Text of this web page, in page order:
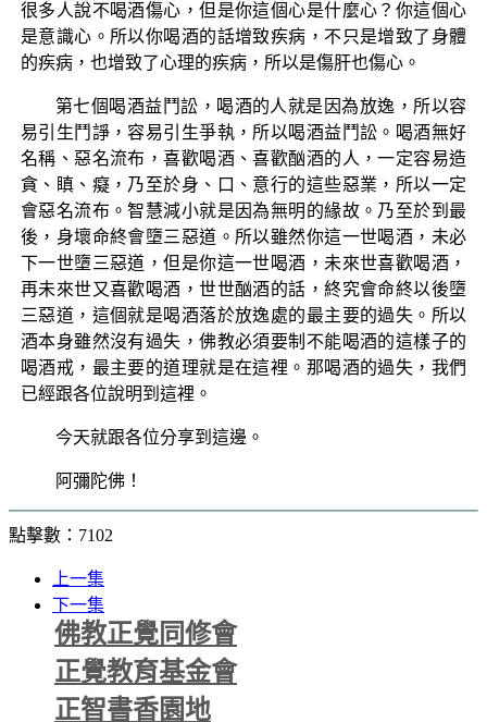
很多人說不喝酒傷心，但是你這個心是什麼心？你這個心
是意識心。所以你喝酒的話增致疾病，不只是增致了身體
的疾病，也增致了心理的疾病，所以是傷肝也傷心。
第七個喝酒益鬥訟，喝酒的人就是因為放逸，所以容
易引生鬥諍，容易引生爭執，所以喝酒益鬥訟。喝酒無好
名稱、惡名流布，喜歡喝酒、喜歡酗酒的人，一定容易造
貪、瞋、癡，乃至於身、口、意行的這些惡業，所以一定
會惡名流布。智慧減小就是因為無明的緣故。乃至於到最
後，身壞命終會墮三惡道。所以雖然你這一世喝酒，未必
下一世墮三惡道，但是你這一世喝酒，未來世喜歡喝酒，
再未來世又喜歡喝酒，世世酗酒的話，終究會命終以後墮
三惡道，這個就是喝酒落於放逸處的最主要的過失。所以
酒本身雖然沒有過失，佛教必須要制不能喝酒的這樣子的
喝酒戒，最主要的道理就是在這裡。那喝酒的過失，我們
已經跟各位說明到這裡。
今天就跟各位分享到這邊。
阿彌陀佛！
點擊數：7102
上一集
下一集
佛教正覺同修會
正覺教育基金會
正智書香園地